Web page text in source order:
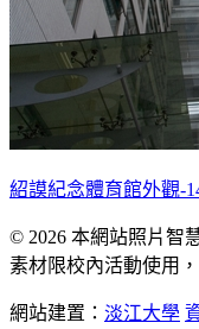
紹謨紀念體育館外觀-
© 2026 本網站照片智
素材限校內活動使用
網站建置： 淡江大學